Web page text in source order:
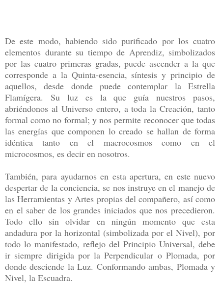
De este modo, habiendo sido purificado por los cuatro
elementos durante su tiempo de Aprendiz, simbolizados
por las cuatro primeras gradas, puede ascender a la que
corresponde a la Quinta-esencia, síntesis y principio de
aquellos, desde donde puede contemplar la Estrella
Flamígera. Su luz es la que guía nuestros pasos,
abriéndonos al Universo entero, a toda la Creación, tanto
formal como no formal; y nos permite reconocer que todas
las energías que componen lo creado se hallan de forma
idéntica tanto en el macrocosmos como en el
microcosmos, es decir en nosotros.
También, para ayudarnos en esta apertura, en este nuevo
despertar de la conciencia, se nos instruye en el manejo de
las Herramientas y Artes propias del compañero, así como
en el saber de los grandes iniciados que nos precedieron.
Todo ello sin olvidar en ningún momento que esta
andadura por la horizontal (simbolizada por el Nivel), por
todo lo manifestado, reflejo del Principio Universal, debe
ir siempre dirigida por la Perpendicular o Plomada, por
donde desciende la Luz. Conformando ambas, Plomada y
Nivel, la Escuadra.